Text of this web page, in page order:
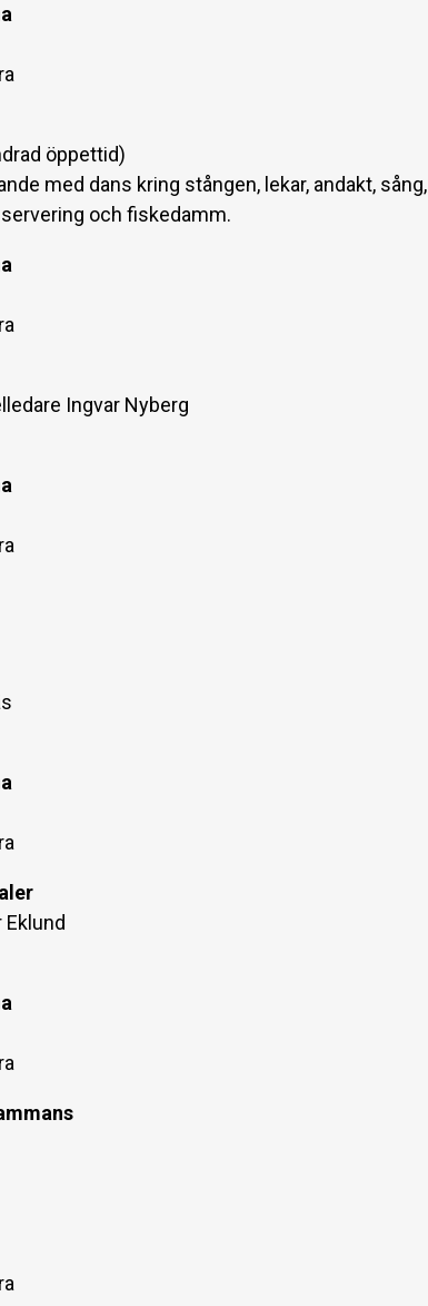
öppettid)
med dans kring stången, lekar, andakt, sång,
och fiskedamm.
Ingvar Nyberg